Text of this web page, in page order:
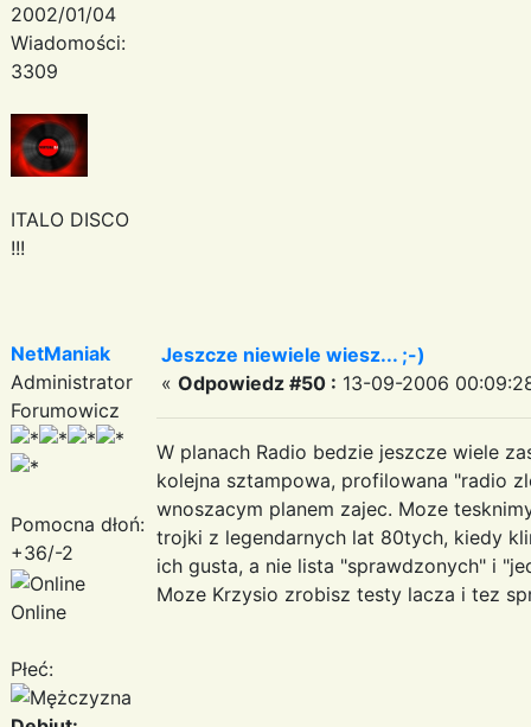
2002/01/04
Wiadomości:
3309
ITALO DISCO
!!!
NetManiak
Administrator
Forumowicz
Pomocna dłoń:
+36/-2
Online
Płeć:
Jeszcze niewiele wiesz... ;-)
« Odpowiedz #50 : 13-09-2006
W planach Radio bedzie jeszcze wiele
kolejna sztampowa, profilowana "radio
wnoszacym planem zajec. Moze
trojki z legendarnych lat 80tych, kiedy
ich gusta, a nie lista "sprawdzonych" i
Moze Krzysio zrobisz testy lacza i tez